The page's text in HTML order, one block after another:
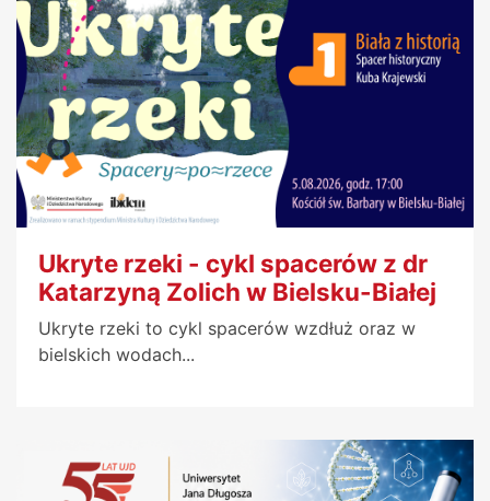
Ukryte rzeki - cykl spacerów z dr
Katarzyną Zolich w Bielsku-Białej
Ukryte rzeki to cykl spacerów wzdłuż oraz w
bielskich wodach...